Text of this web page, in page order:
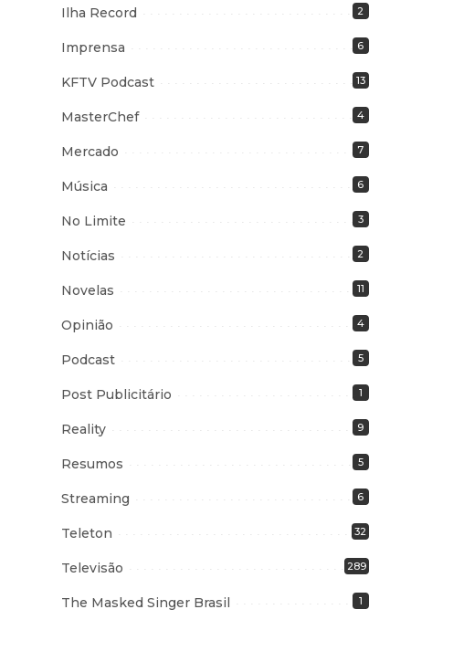
Ilha Record 2
Imprensa 6
KFTV Podcast 13
MasterChef 4
Mercado 7
Música 6
No Limite 3
Notícias 2
Novelas 11
Opinião 4
Podcast 5
Post Publicitário 1
Reality 9
Resumos 5
Streaming 6
Teleton 32
Televisão 289
The Masked Singer Brasil 1